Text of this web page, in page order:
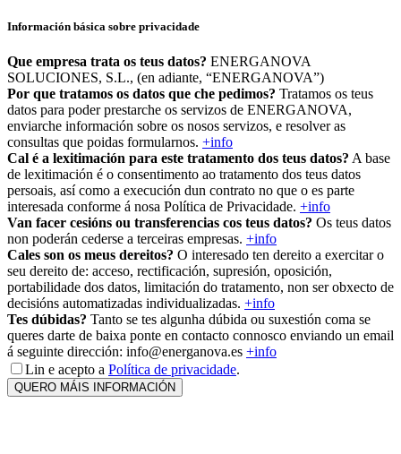
Información básica sobre privacidade
Que empresa trata os teus datos? ENERGANOVA
SOLUCIONES, S.L., (en adiante, “ENERGANOVA”)
Por que tratamos os datos que che pedimos? Tratamos os teus
datos para poder prestarche os servizos de ENERGANOVA,
enviarche información sobre os nosos servizos, e resolver as
consultas que poidas formularnos. +info
Cal é a lexitimación para este tratamento dos teus datos? A base
de lexitimación é o consentimento ao tratamento dos teus datos
persoais, así como a execución dun contrato no que o es parte
interesada conforme á nosa Política de Privacidade. +info
Van facer cesións ou transferencias cos teus datos? Os teus datos
non poderán cederse a terceiras empresas. +info
Cales son os meus dereitos? O interesado ten dereito a exercitar o
seu dereito de: acceso, rectificación, supresión, oposición,
portabilidade dos datos, limitación do tratamento, non ser obxecto de
decisións automatizadas individualizadas. +info
Tes dúbidas? Tanto se tes algunha dúbida ou suxestión coma se
queres darte de baixa ponte en contacto connosco enviando un email
á seguinte dirección: info@energanova.es +info
Lin e acepto a Política de privacidade.